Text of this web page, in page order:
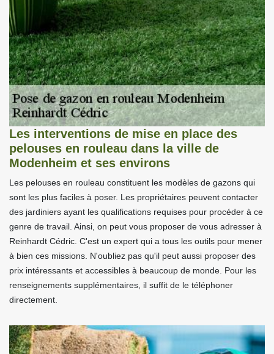
Les interventions de mise en place des
pelouses en rouleau dans la ville de
Modenheim et ses environs
Les pelouses en rouleau constituent les modèles de gazons qui
sont les plus faciles à poser. Les propriétaires peuvent contacter
des jardiniers ayant les qualifications requises pour procéder à ce
genre de travail. Ainsi, on peut vous proposer de vous adresser à
Reinhardt Cédric. C'est un expert qui a tous les outils pour mener
à bien ces missions. N'oubliez pas qu'il peut aussi proposer des
prix intéressants et accessibles à beaucoup de monde. Pour les
renseignements supplémentaires, il suffit de le téléphoner
directement.